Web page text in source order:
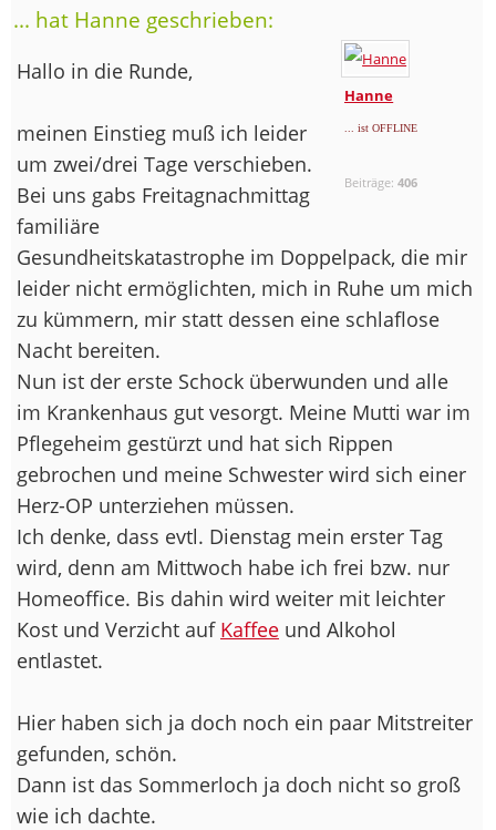
... hat Hanne geschrieben:
Hanne
... ist OFFLINE
Beiträge:406
Hallo in die Runde,
meinen Einstieg muß ich leider
um zwei/drei Tage verschieben.
Bei uns gabs Freitagnachmittag
familiäre
Gesundheitskatastrophe im Doppelpack, die mir
leider nicht ermöglichten, mich in Ruhe um mich
zu kümmern, mir statt dessen eine schlaflose
Nacht bereiten.
Nun ist der erste Schock überwunden und alle
im Krankenhaus gut vesorgt. Meine Mutti war im
Pflegeheim gestürzt und hat sich Rippen
gebrochen und meine Schwester wird sich einer
Herz-OP unterziehen müssen.
Ich denke, dass evtl. Dienstag mein erster Tag
wird, denn am Mittwoch habe ich frei bzw. nur
Homeoffice. Bis dahin wird weiter mit leichter
Kost und Verzicht auf Kaffee und Alkohol
entlastet.
Hier haben sich ja doch noch ein paar Mitstreiter
gefunden, schön.
Dann ist das Sommerloch ja doch nicht so groß
wie ich dachte.